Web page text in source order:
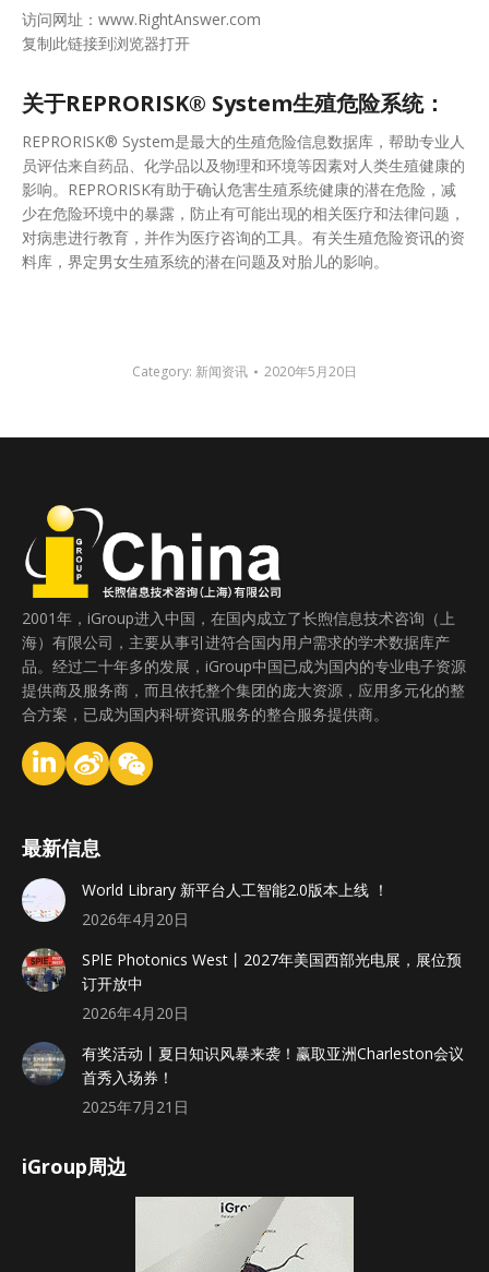
访问网址：www.RightAnswer.com
复制此链接到浏览器打开
关于REPRORISK® System生殖危险系统：
REPRORISK® System是最大的生殖危险信息数据库，帮助专业人
员评估来自药品、化学品以及物理和环境等因素对人类生殖健康的
影响。REPRORISK有助于确认危害生殖系统健康的潜在危险，减
少在危险环境中的暴露，防止有可能出现的相关医疗和法律问题，
对病患进行教育，并作为医疗咨询的工具。有关生殖危险资讯的资
料库，界定男女生殖系统的潜在问题及对胎儿的影响。
Category: 新闻资讯 2020年5月20日
2001年，iGroup进入中国，在国内成立了长煦信息技术咨询（上
海）有限公司，主要从事引进符合国内用户需求的学术数据库产
品。经过二十年多的发展，iGroup中国已成为国内的专业电子资源
提供商及服务商，而且依托整个集团的庞大资源，应用多元化的整
合方案，已成为国内科研资讯服务的整合服务提供商。
最新信息
World Library 新平台人工智能2.0版本上线 ！
2026年4月20日
SPlE Photonics West丨2027年美国西部光电展，展位预
订开放中
2026年4月20日
有奖活动丨夏日知识风暴来袭！赢取亚洲Charleston会议
首秀入场券！
2025年7月21日
iGroup周边